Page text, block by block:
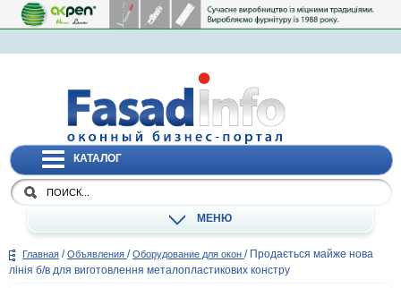
КАТАЛОГ
МЕНЮ
Главная / Объявления / Оборудование для окон / Продається майже нова
лінія б/в для виготовлення металопластикових констру